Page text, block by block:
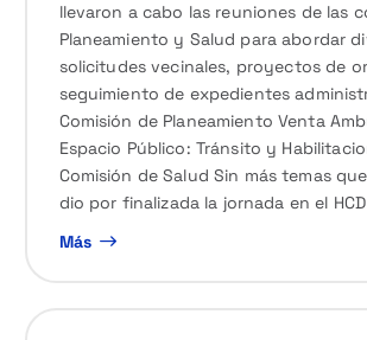
llevaron a cabo las reuniones de las
Planeamiento y Salud para abordar
solicitudes vecinales, proyectos de
seguimiento de expedientes
Comisión de Planeamiento Venta
Espacio Público: Tránsito y
Comisión de Salud Sin más temas
dio por finalizada la jornada en el
Más